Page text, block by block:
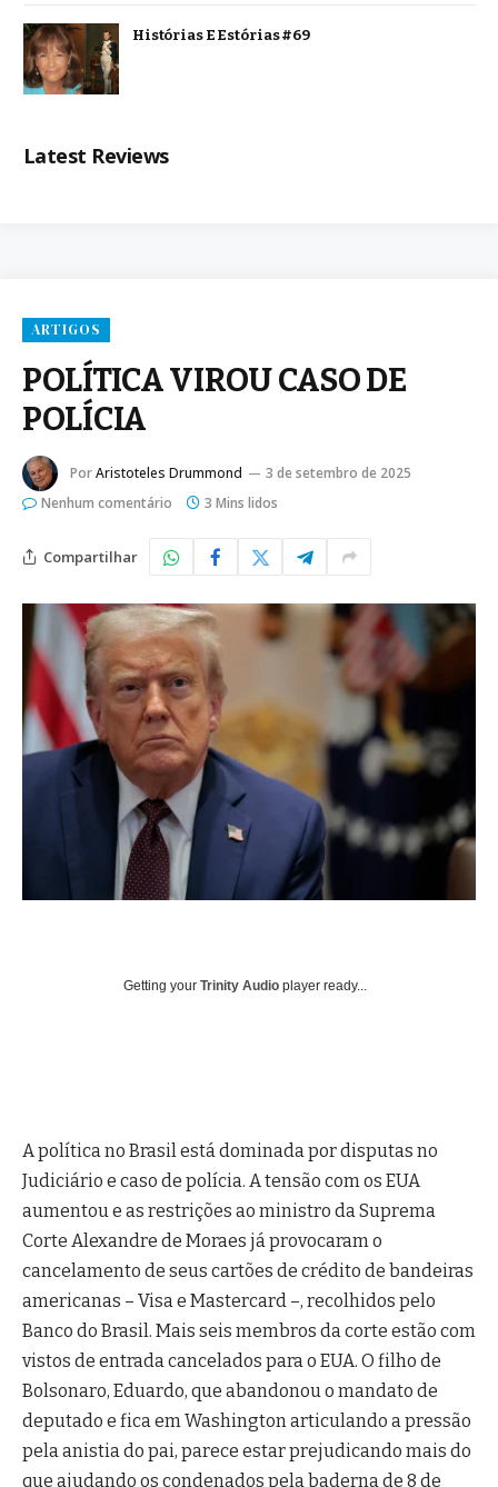
Histórias E Estórias #69
Latest Reviews
ARTIGOS
POLÍTICA VIROU CASO DE
POLÍCIA
PorAristoteles Drummond
3 de setembro de 2025
Nenhum comentário
3 Mins lidos
Compartilhar
Getting your Trinity Audio player ready...
A política no Brasil está dominada por disputas no
Judiciário e caso de polícia. A tensão com os EUA
aumentou e as restrições ao ministro da Suprema
Corte Alexandre de Moraes já provocaram o
cancelamento de seus cartões de crédito de bandeiras
americanas – Visa e Mastercard –, recolhidos pelo
Banco do Brasil. Mais seis membros da corte estão com
vistos de entrada cancelados para o EUA. O filho de
Bolsonaro, Eduardo, que abandonou o mandato de
deputado e fica em Washington articulando a pressão
pela anistia do pai, parece estar prejudicando mais do
que ajudando os condenados pela baderna de 8 de